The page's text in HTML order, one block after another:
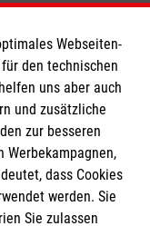
Webseiten-
den technischen
uns aber auch
und zusätzliche
zur besseren
Werbekampagnen,
dass Cookies
werden. Sie
Sie zulassen